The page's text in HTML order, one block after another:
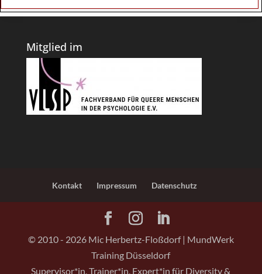
Mitglied im
Kontakt Impressum Datenschutz
© 2010 - 2026Mic Herbertz-Floßdorf | MundWerk
Training Düsseldorf
Supervisor*in, Trainer*in, Expert*in für Diversity &